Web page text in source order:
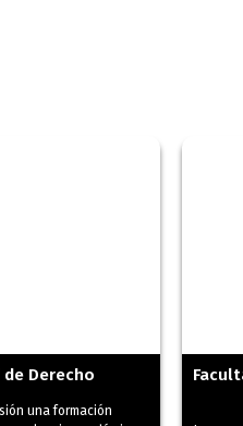
Derecho
una formación